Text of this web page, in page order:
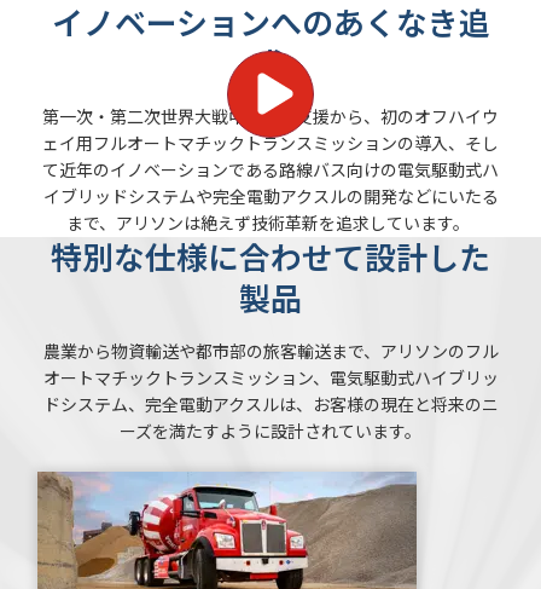
イノベーションへのあくなき追
求
第一次・第二次世界大戦中の米軍支援から、初のオフハイウ
ェイ用フルオートマチックトランスミッションの導入、そし
て近年のイノベーションである路線バス向けの電気駆動式ハ
イブリッドシステムや完全電動アクスルの開発などにいたる
まで、アリソンは絶えず技術革新を追求しています。
特別な仕様に合わせて設計した
製品
農業から物資輸送や都市部の旅客輸送まで、アリソンのフル
オートマチックトランスミッション、電気駆動式ハイブリッ
ドシステム、完全電動アクスルは、お客様の現在と将来のニ
ーズを満たすように設計されています。